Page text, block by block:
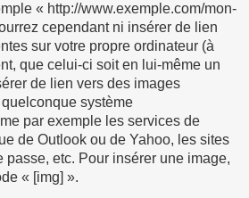
« http://www.exemple.com/mon-
cependant ni insérer de lien
sur votre propre ordinateur (à
que celui-ci soit en lui-même un
de lien vers des images
système
par exemple les services de
de Outlook ou de Yahoo, les sites
passe, etc. Pour insérer une image,
« [img] ».